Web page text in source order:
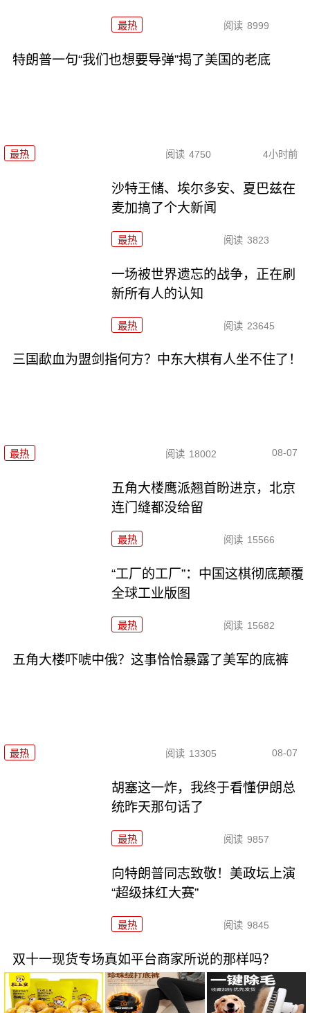
最热 阅读 8999
特朗普一句“我们也想要导弹”揭了美国的老底
最热 阅读 4750 4小时前
沙特王储、埃尔多安、夏巴兹在
麦加搞了个大新闻
最热 阅读 3823
一场被世界遗忘的战争，正在刷
新所有人的认知
最热 阅读 23645
三国歃血为盟剑指何方？中东大棋有人坐不住了！
最热 阅读 18002 08-07
五角大楼鹰派翘首盼进京，北京
连门缝都没给留
最热 阅读 15566
“工厂的工厂”：中国这棋彻底颠覆
全球工业版图
最热 阅读 15682
五角大楼吓唬中俄？这事恰恰暴露了美军的底裤
最热 阅读 13305 08-07
胡塞这一炸，我终于看懂伊朗总
统昨天那句话了
最热 阅读 9857
向特朗普同志致敬！美政坛上演
“超级抹红大赛”
最热 阅读 9845
双十一现货专场真如平台商家所说的那样吗？